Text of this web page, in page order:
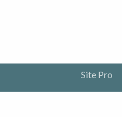
Site Pro